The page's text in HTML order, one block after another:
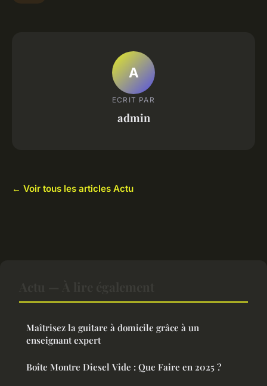
A
ECRIT PAR
admin
← Voir tous les articles Actu
Maîtrisez la guitare à domicile grâce à un
enseignant expert
Boîte Montre Diesel Vide : Que Faire en 2025 ?